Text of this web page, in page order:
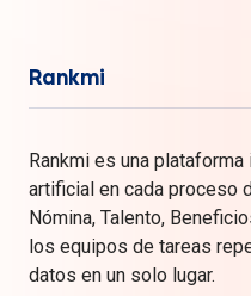
Rankmi
Rankmi es una
artificial en cada proceso
Nómina, Talento,
los equipos de tareas
datos en un solo lugar.